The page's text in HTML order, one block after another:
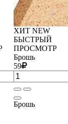
ХИТ NEW
БЫСТРЫЙ
ПРОСМОТР
Брошь
59
Брошь